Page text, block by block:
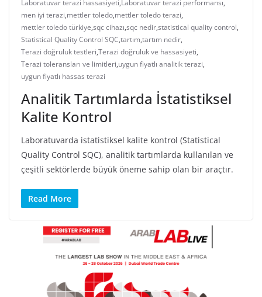
Laboratuvar terazi hassasiyeti,Laboratuvar terazi performansı,
men iyi terazi,mettler toledo,mettler toledo terazi,
mettler toledo türkiye,sqc cihazı,sqc nedir,statistical quality control,
Statistical Quality Control SQC,tartım,tartım nedir,
Terazi doğruluk testleri,Terazi doğruluk ve hassasiyeti,
Terazi toleransları ve limitleri,uygun fiyatlı analitik terazi,
uygun fiyatlı hassas terazi
Analitik Tartımlarda İstatistiksel
Kalite Kontrol
Laboratuvarda istatistiksel kalite kontrol (Statistical
Quality Control SQC), analitik tartımlarda kullanılan ve
çeşitli sektörlerde büyük öneme sahip olan bir araçtır.
Read More